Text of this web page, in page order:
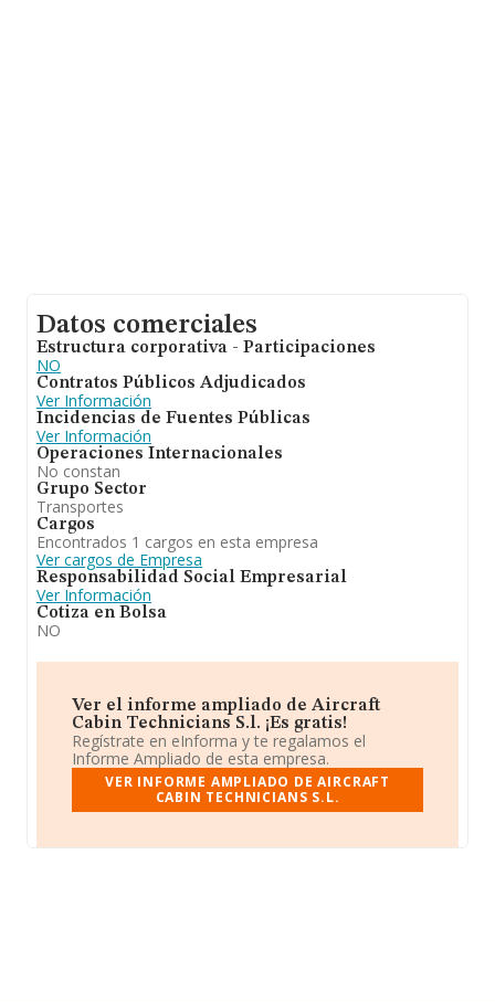
Datos comerciales
Estructura corporativa - Participaciones
NO
Contratos Públicos Adjudicados
Ver Información
Incidencias de Fuentes Públicas
Ver Información
Operaciones Internacionales
No constan
Grupo Sector
Transportes
Cargos
Encontrados 1 cargos en esta empresa
Ver cargos de Empresa
Responsabilidad Social Empresarial
Ver Información
Cotiza en Bolsa
NO
Ver el informe ampliado de Aircraft
Cabin Technicians S.l. ¡Es gratis!
Regístrate en eInforma y te regalamos el
Informe Ampliado de esta empresa.
VER INFORME AMPLIADO DE AIRCRAFT
CABIN TECHNICIANS S.L.